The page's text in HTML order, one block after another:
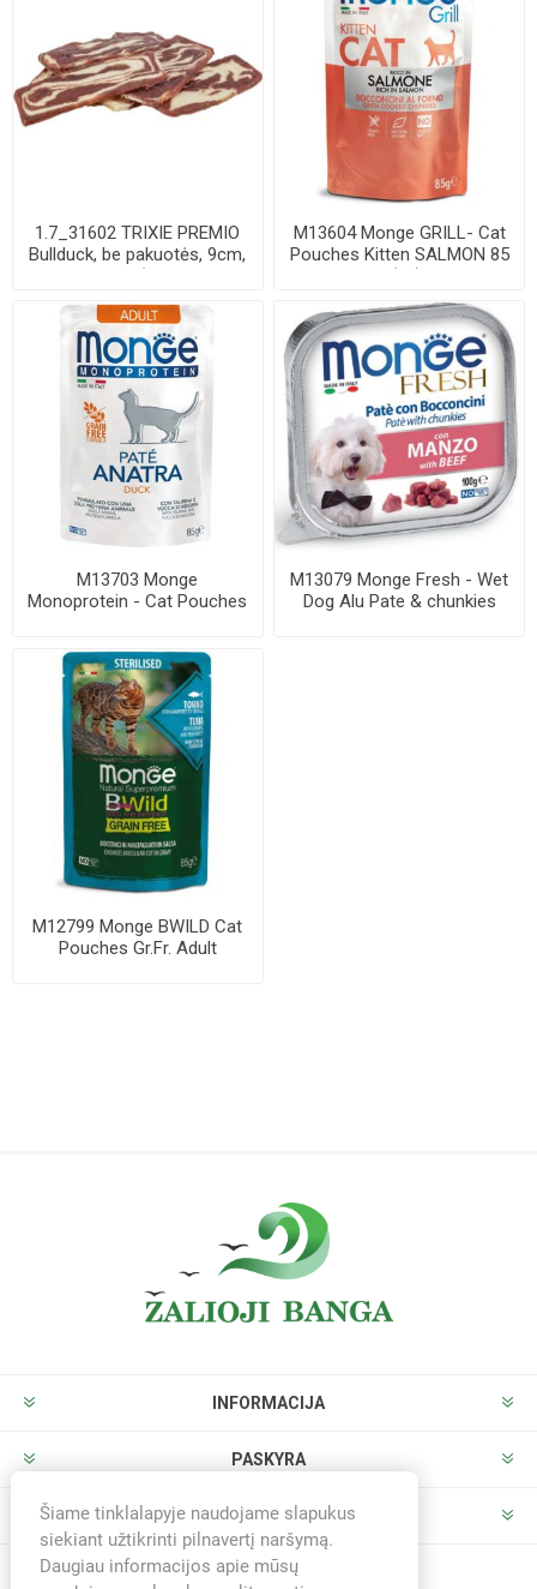
1.7_31602 TRIXIE PREMIO
Bullduck, be pakuotės, 9cm,
11 g (pa...
M13604 Monge GRILL- Cat
Pouches Kitten SALMON 85
g (28)
M13703 Monge
Monoprotein - Cat Pouches
M13079 Monge Fresh - Wet
Dog Alu Pate & chunkies
M12799 Monge BWILD Cat
Pouches Gr.Fr. Adult
INFORMACIJA
PASKYRA
PARDUOTUVĖ
Šiame tinklalapyje naudojame slapukus
siekiant užtikrinti pilnavertį naršymą.
Daugiau informacijos apie mūsų